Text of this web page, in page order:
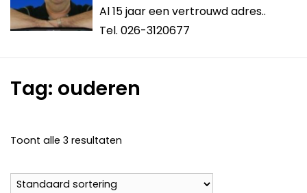
Al 15 jaar een vertrouwd adres..
Tel. 026-3120677
Tag: ouderen
Toont alle 3 resultaten